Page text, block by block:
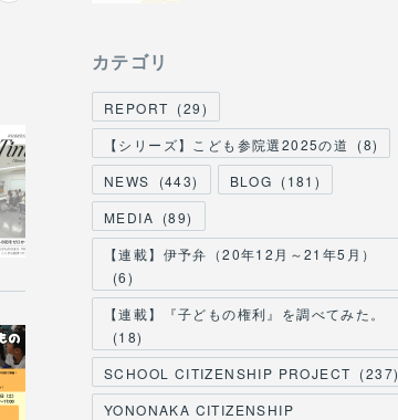
カテゴリ
REPORT (29)
【シリーズ】こども参院選2025の道
(8)
NEWS
(443) BLOG (181 )
MEDIA (89)
【連載】伊予弁（20年12月～21年5月）
(6)
【連載】『子どもの権利』を調べてみた。
(18)
SCHOOL CITIZENSHIP PROJECT (237)
YONONAKA CITIZENSHIP